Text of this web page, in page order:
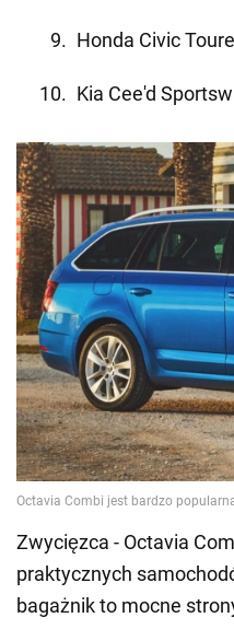
Honda Civic
Kia Cee'd
Zwycięzca - Octavia
praktycznych
bagażnik to mocne